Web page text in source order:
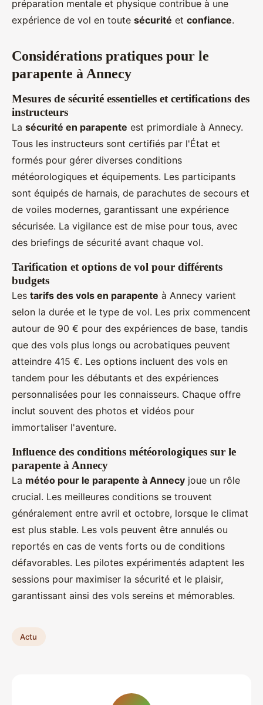
préparation mentale et physique contribue à une
expérience de vol en toute sécurité et confiance.
Considérations pratiques pour le
parapente à Annecy
Mesures de sécurité essentielles et certifications des
instructeurs
La sécurité en parapente est primordiale à Annecy.
Tous les instructeurs sont certifiés par l'État et
formés pour gérer diverses conditions
météorologiques et équipements. Les participants
sont équipés de harnais, de parachutes de secours et
de voiles modernes, garantissant une expérience
sécurisée. La vigilance est de mise pour tous, avec
des briefings de sécurité avant chaque vol.
Tarification et options de vol pour différents
budgets
Les tarifs des vols en parapente à Annecy varient
selon la durée et le type de vol. Les prix commencent
autour de 90 € pour des expériences de base, tandis
que des vols plus longs ou acrobatiques peuvent
atteindre 415 €. Les options incluent des vols en
tandem pour les débutants et des expériences
personnalisées pour les connaisseurs. Chaque offre
inclut souvent des photos et vidéos pour
immortaliser l'aventure.
Influence des conditions météorologiques sur le
parapente à Annecy
La météo pour le parapente à Annecy joue un rôle
crucial. Les meilleures conditions se trouvent
généralement entre avril et octobre, lorsque le climat
est plus stable. Les vols peuvent être annulés ou
reportés en cas de vents forts ou de conditions
défavorables. Les pilotes expérimentés adaptent les
sessions pour maximiser la sécurité et le plaisir,
garantissant ainsi des vols sereins et mémorables.
Actu